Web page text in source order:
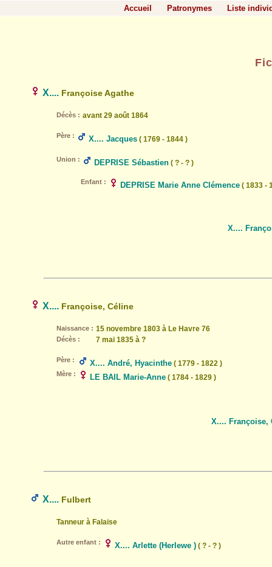
Accueil Patronymes Liste
X.... Françoise Agathe
Décès : avant 29 août 1864
Père : X.... Jacques ( 1769 - 1844 )
Union : DEPRISE Sébastien ( ? - ? )
Enfant : DEPRISE Marie Anne Clémence ( 1833 -
X....
X.... Françoise, Céline
Naissance : 15 novembre 1803 à Le Havre 76
Décès : 7 mai 1835 à ?
Père : X.... André, Hyacinthe ( 1779 - 1822 )
Mère : LE BAIL Marie-Anne ( 1784 - 1829 )
X.... Françoise,
X.... Fulbert
Tanneur à Falaise
Autre enfant : X.... Arlette (Herlewe ) ( ? - ? )